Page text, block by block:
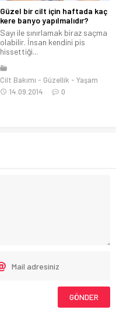
En Sevilen Kadın Vücut Sprey
Markaları
Güzel kokmak her insanın
isteyeceği bir eylemdir. Ama
parfüm fiyatlarının...
Cilt Bakımı Genel
Güzellik
09.10.2022
0